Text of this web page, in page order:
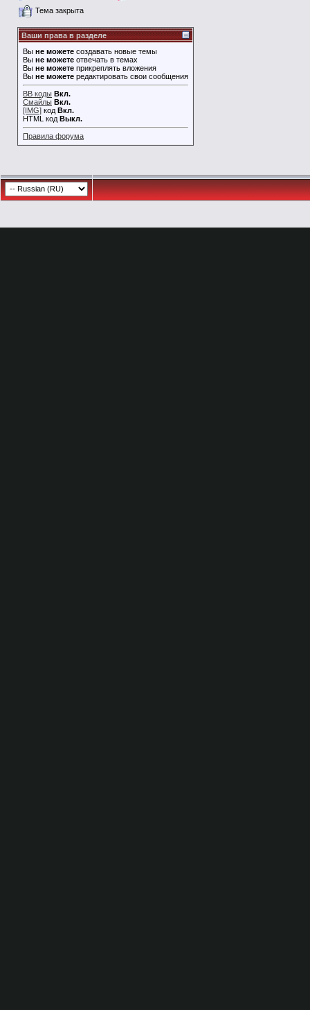
Тема закрыта
Ваши права в разделе
Вы не можете создавать новые темы
Вы не можете отвечать в темах
Вы не можете прикреплять вложения
Вы не можете редактировать свои сообщения
BB коды Вкл.
Смайлы Вкл.
[IMG] код Вкл.
HTML код Выкл.
Правила форума